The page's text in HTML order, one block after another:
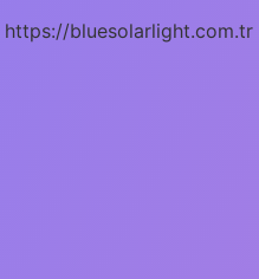
https://bluesolarlight.com.tr